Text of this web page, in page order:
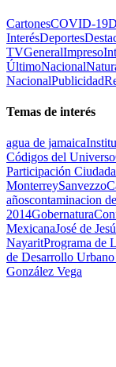
CartonesCOVID-19
InterésDeportes
TVGeneralImpreso
ÚltimoNacional
NacionalPublicidad
Temas de interés
agua de jamaica
Códigos del Universo
Participación
MonterreySanvezzo
añoscontaminacion
2014Gobernatura
MexicanaJosé de
NayaritPrograma de
de Desarrollo
González Vega